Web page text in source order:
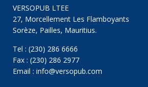
VERSOPUB LTEE
27, Morcellement Les Flamboyants
Sorèze, Pailles, Mauritius.
Tel : (230) 286 6666
Fax : (230) 286 2977
Email : info@versopub.com